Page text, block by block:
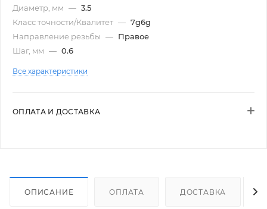
Диаметр, мм — 3.5
Класс точности/Квалитет — 7g6g
Направление резьбы — Правое
Шаг, мм — 0.6
Все характеристики
ОПЛАТА И ДОСТАВКА
ОПИСАНИЕ ОПЛАТА ДОСТАВКА